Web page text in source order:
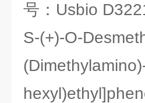
号：Usbio
S-(+)-O-